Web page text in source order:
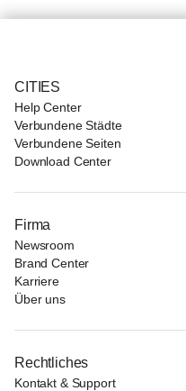
CITIES
Help Center
Verbundene Städte
Verbundene Seiten
Download Center
Firma
Newsroom
Brand Center
Karriere
Über uns
Rechtliches
Kontakt & Support